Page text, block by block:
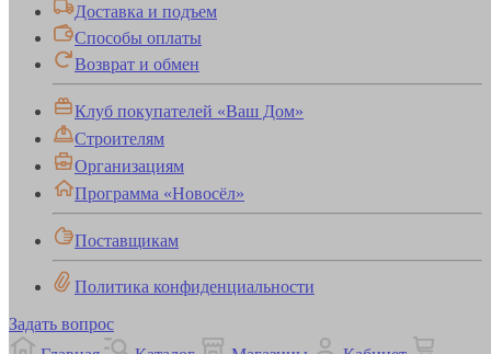
Доставка и подъем
Способы оплаты
Возврат и обмен
Клуб покупателей «Ваш Дом»
Строителям
Организациям
Программа «Новосёл»
Поставщикам
Политика конфиденциальности
Задать вопрос